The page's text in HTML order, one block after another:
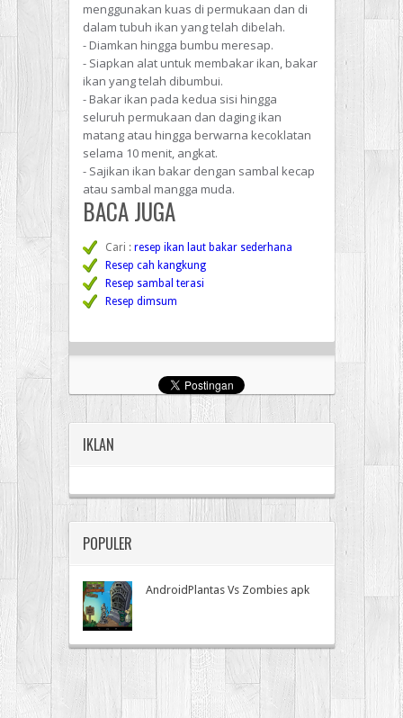
menggunakan kuas di permukaan dan di
dalam tubuh ikan yang telah dibelah.
- Diamkan hingga bumbu meresap.
- Siapkan alat untuk membakar ikan, bakar
ikan yang telah dibumbui.
- Bakar ikan pada kedua sisi hingga
seluruh permukaan dan daging ikan
matang atau hingga berwarna kecoklatan
selama 10 menit, angkat.
- Sajikan ikan bakar dengan sambal kecap
atau sambal mangga muda.
BACA JUGA
Cari : resep ikan laut bakar sederhana
Resep cah kangkung
Resep sambal terasi
Resep dimsum
IKLAN
POPULER
AndroidPlantas Vs Zombies apk